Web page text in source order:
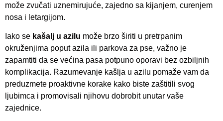
može zvučati uznemirujuće, zajedno sa kijanjem, curenjem
nosa i letargijom.
Iako se kašalj u azilu može brzo širiti u pretrpanim
okruženjima poput azila ili parkova za pse, važno je
zapamtiti da se većina pasa potpuno oporavi bez ozbiljnih
komplikacija. Razumevanje kašlja u azilu pomaže vam da
preduzmete proaktivne korake kako biste zaštitili svog
ljubimca i promovisali njihovu dobrobit unutar vaše
zajednice.